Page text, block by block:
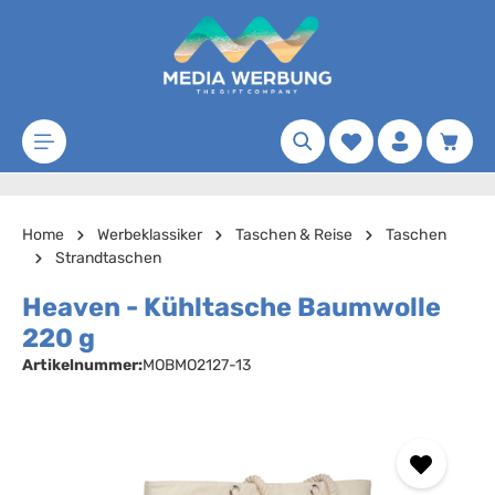
Zum Hauptinhalt springen
Merkzettel
Home Werbeklassiker Taschen & Reise
Taschen
Strandtaschen
Heaven - Kühltasche Baumwolle
220 g
Artikelnummer:MOBMO2127-13